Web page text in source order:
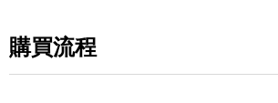
購買流程